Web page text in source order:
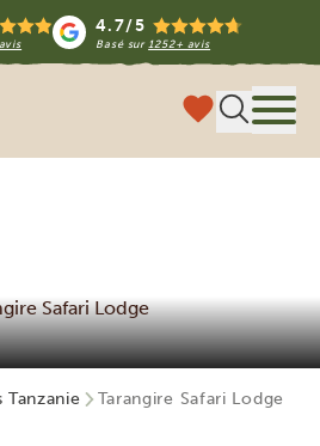
4.7/5
Basé sur1252+ avis
Safari Lodge
Tarangire Safari Lodge